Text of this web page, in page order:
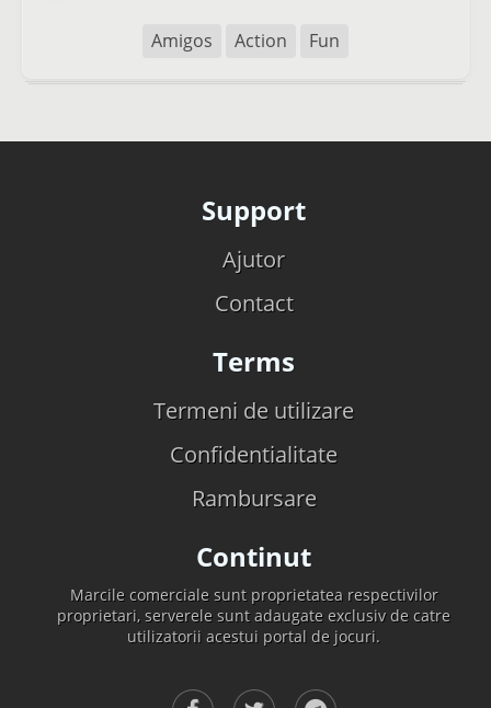
Amigos Action Fun
Support
Ajutor
Contact
Terms
Termeni de utilizare
Confidentialitate
Rambursare
Continut
Marcile comerciale sunt proprietatea respectivilor
proprietari, serverele sunt adaugate exclusiv de catre
utilizatorii acestui portal de jocuri.